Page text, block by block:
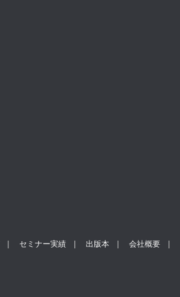
セミナー実績 出版本 会社概要